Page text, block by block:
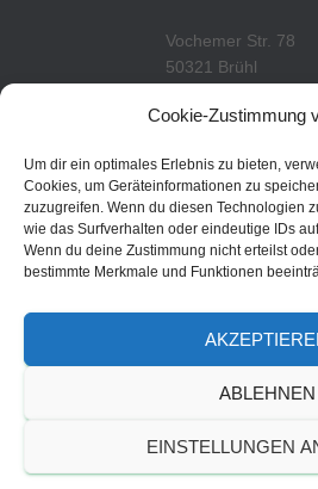
Cookie-Zustimmung
Um dir ein optimales Erlebnis zu bieten,
Cookies, um Geräteinformationen zu
zuzugreifen. Wenn du diesen Technologien
wie das Surfverhalten oder eindeutige IDs
Wenn du deine Zustimmung nicht erteilst
bestimmte Merkmale und Funktionen
ABLEHNEN
EINSTELLUNGEN
Vochemer Str. 78
50321 Brühl
Brühl 1979